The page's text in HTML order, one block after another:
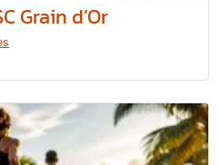
Grain d’Or